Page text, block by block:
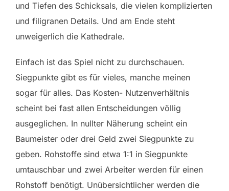
und Tiefen des Schicksals, die vielen komplizierten
und filigranen Details. Und am Ende steht
unweigerlich die Kathedrale.
Einfach ist das Spiel nicht zu durchschauen.
Siegpunkte gibt es für vieles, manche meinen
sogar für alles. Das Kosten- Nutzenverhältnis
scheint bei fast allen Entscheidungen völlig
ausgeglichen. In nullter Näherung scheint ein
Baumeister oder drei Geld zwei Siegpunkte zu
geben. Rohstoffe sind etwa 1:1 in Siegpunkte
umtauschbar und zwei Arbeiter werden für einen
Rohstoff benötigt. Unübersichtlicher werden die